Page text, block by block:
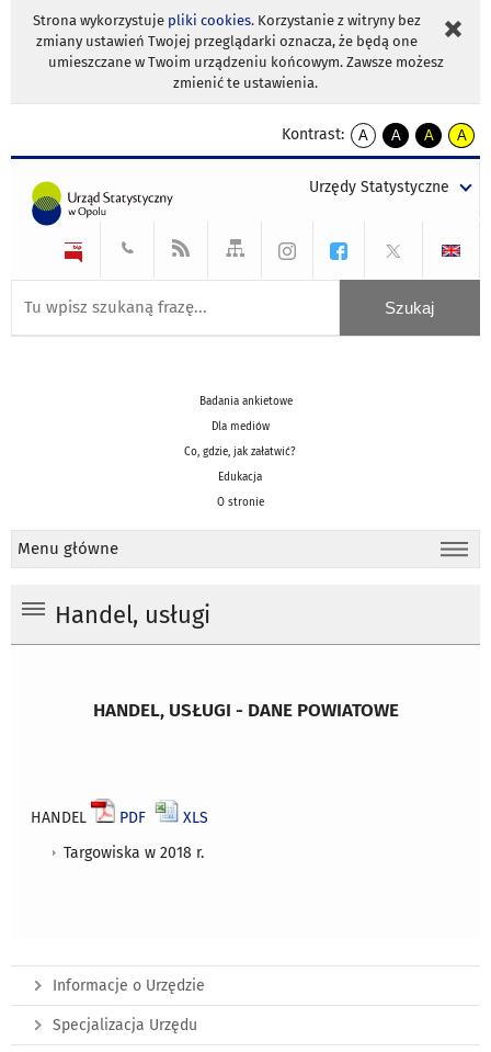
Strona wykorzystuje pliki cookies. Korzystanie z witryny bez
zmiany ustawień Twojej przeglądarki oznacza, że będą one
umieszczane w Twoim urządzeniu końcowym. Zawsze możesz
zmienić te ustawienia.
Kontrast:
A
kontrast
A
kontrast
tekst
czarnym
A
kontrast
tekst
czarnym
A
tekst
żółtym
Urzędy Statystyczne
Badania ankietowe
Dla mediów
Co, gdzie, jak załatwić?
Edukacja
O stronie
Menu główne
Handel, usługi
HANDEL, USŁUGI - DANE POWIATOWE
HANDEL PDF
XLS
Targowiska w 2018 r.
Informacje o Urzędzie
Specjalizacja Urzędu